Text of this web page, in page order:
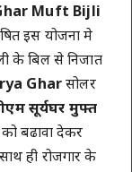
Muft Bijli
इस योजना मे
के बिल से निजात
Gharसोलर
सूर्यघर मुफ्त
बढावा देकर
ही रोजगार के